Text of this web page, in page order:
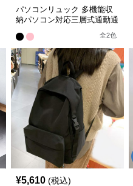
パソコンリュック 多機能収
納パソコン対応三層式通勤通
全2色
¥5,610 (税込)